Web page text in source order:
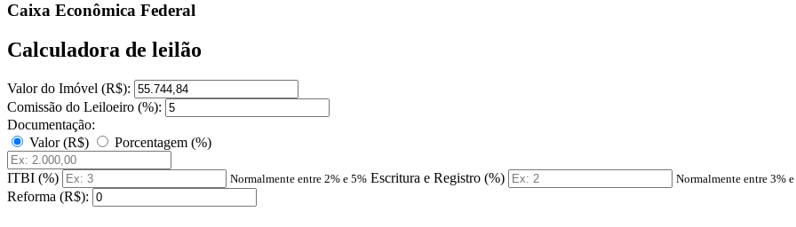
Caixa Econômica Federal
Calculadora de leilão
Valor do Imóvel (R$):
Comissão do Leiloeiro (%):
Documentação:
Valor (R$)
Porcentagem (%)
ITBI (%) Normalmente entre 2% e 5% Escritura e Registro (%) Normalmente entre 3%
Reforma (R$):